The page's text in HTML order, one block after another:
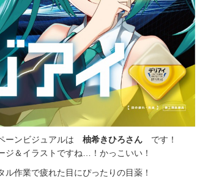
ーンビジュアルは 柚希きひろさん です！
ジ＆イラストですね…！かっこいい！
作業で疲れた目にぴったりの目薬！